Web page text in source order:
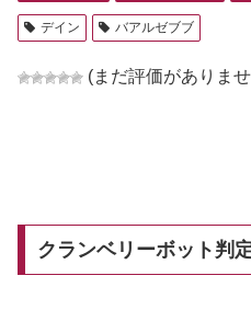
デイン バアルゼブブ
(まだ評価がありま
クランベリーボット判